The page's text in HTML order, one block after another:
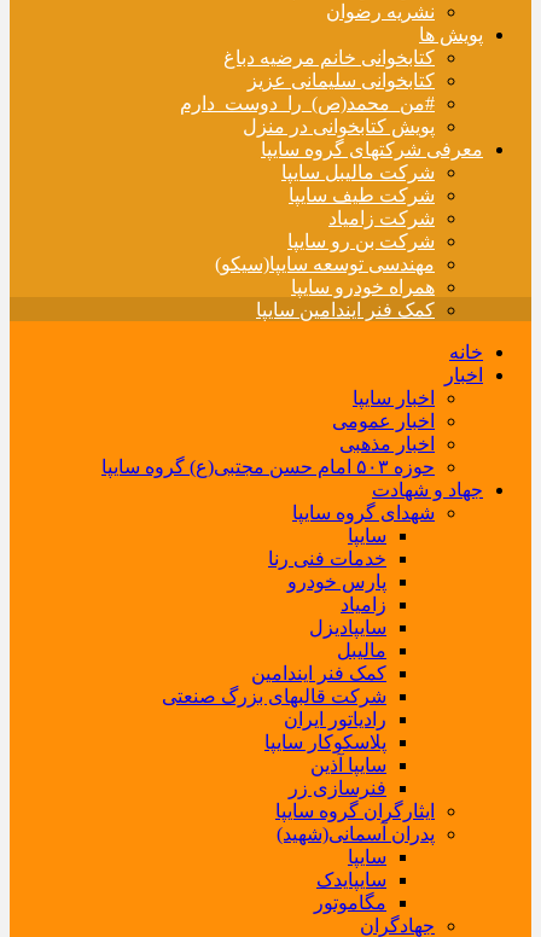
نشریه رضوان
پویش ها
کتابخوانی خانم مرضیه دباغ
کتابخوانی سلیمانی عزیز
#من_محمد(ص)_را_دوست_دارم
پویش کتابخوانی در منزل
معرفی شرکتهای گروه سایپا
شرکت مالیبل سایپا
شرکت طیف سایپا
شرکت زامیاد
شرکت بن رو سایپا
مهندسی توسعه سایپا(سیکو)
همراه خودرو سایپا
کمک فنر ایندامین سایپا
خانه
اخبار
اخبار سایپا
اخبار عمومی
اخبار مذهبی
حوزه ۵۰۳ امام حسن مجتبی(ع) گروه سایپا
جهاد و شهادت
شهدای گروه سایپا
سایپا
خدمات فنی رنا
پارس خودرو
زامیاد
سایپادیزل
مالیبل
کمک فنر ایندامین
شرکت قالبهای بزرگ صنعتی
رادیاتور ایران
پلاسکوکار سایپا
سایپا آذین
فنرسازی زر
ایثارگران گروه سایپا
پدران آسمانی(شهید)
سایپا
سایپایدک
مگاموتور
جهادگران